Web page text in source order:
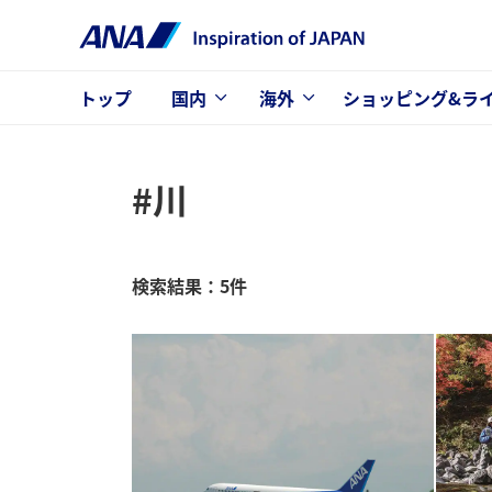
トップ 国内 海外 ショッピング&ラ
#川
検索結果：5件